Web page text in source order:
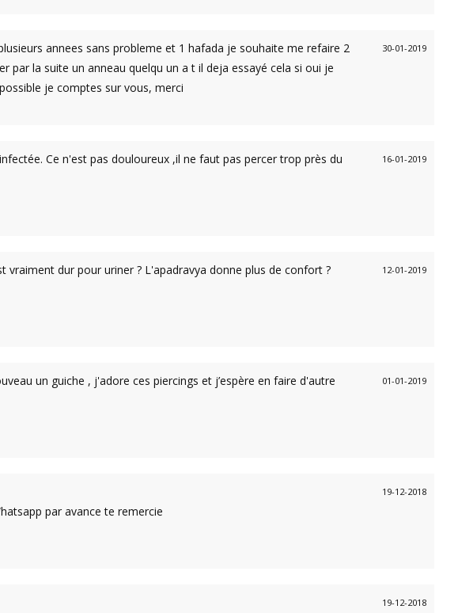
30-01-2019
annees sans probleme et 1 hafada je souhaite me refaire 2
la suite un anneau quelqu un a t il deja essayé cela si oui je
je comptes sur vous, merci
16-01-2019
Ce n'est pas douloureux ,il ne faut pas percer trop près du
12-01-2019
dur pour uriner ? L'apadravya donne plus de confort ?
01-01-2019
un guiche , j'adore ces piercings et j’espère en faire d'autre
19-12-2018
par avance te remercie
19-12-2018